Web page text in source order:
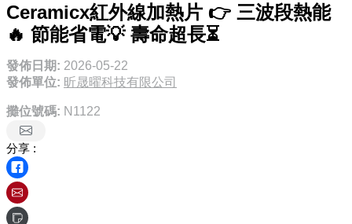
Ceramicx紅外線加熱片 👉 三波段熱能
🔥 節能省電💡 壽命超長⏳
發佈日期: 2026-05-22
發佈單位: 昕晟曜科技有限公司
攤位號碼: N1122
分享 :